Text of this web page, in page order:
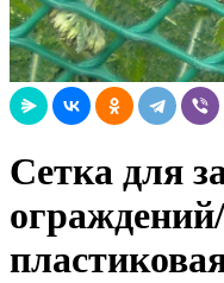
Сетка для